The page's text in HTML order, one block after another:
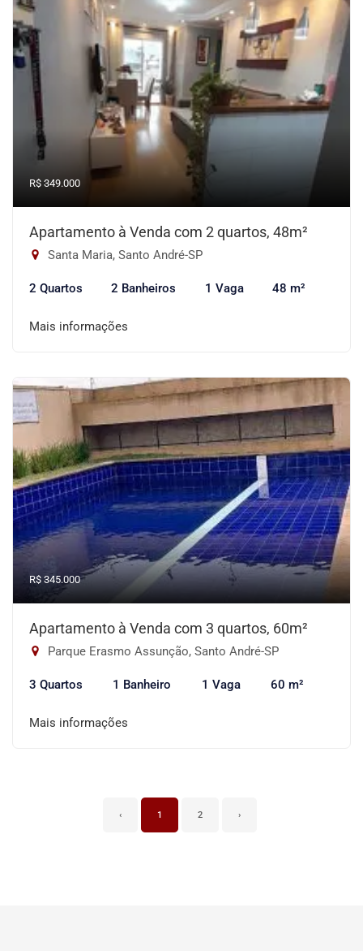
R$ 349.000
Apartamento à Venda com 2 quartos, 48m²
Santa Maria, Santo André-SP
2 Quartos 2 Banheiros 1 Vaga 48 m²
Mais informações
R$ 345.000
Apartamento à Venda com 3 quartos, 60m²
Parque Erasmo Assunção, Santo André-SP
3 Quartos 1 Banheiro 1 Vaga 60 m²
Mais informações
‹ 1 2 ›